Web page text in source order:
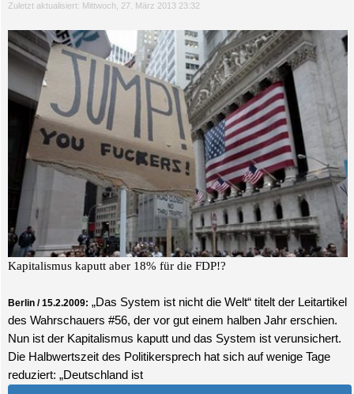
Zuletzt aktualisiert: Mittwoch, 27. März 2013 23:32
Kapitalismus kaputt aber 18% für die FDP!?
Berlin / 15.2.2009: „Das System ist nicht die Welt“ titelt der Leitartikel
des Wahrschauers #56, der vor gut einem halben Jahr erschien.
Nun ist der Kapitalismus kaputt und das System ist verunsichert.
Die Halbwertszeit des Politikersprech hat sich auf wenige Tage
reduziert: „Deutschland ist